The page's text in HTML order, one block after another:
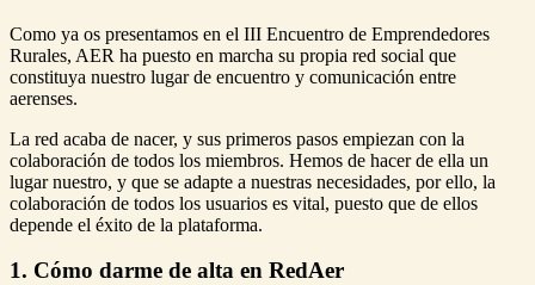
Como ya os presentamos en el III Encuentro de Emprendedores
Rurales, AER ha puesto en marcha su propia red social que
constituya nuestro lugar de encuentro y comunicación entre
aerenses.
La red acaba de nacer, y sus primeros pasos empiezan con la
colaboración de todos los miembros. Hemos de hacer de ella un
lugar nuestro, y que se adapte a nuestras necesidades, por ello, la
colaboración de todos los usuarios es vital, puesto que de ellos
depende el éxito de la plataforma.
1. Cómo darme de alta en RedAer